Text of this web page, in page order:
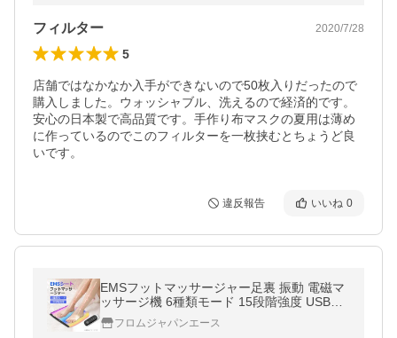
フィルター 2020/7/28
5
店舗ではなかなか入手ができないので50枚入りだったので
購入しました。ウォッシャブル、洗えるので経済的です。
安心の日本製で高品質です。手作り布マスクの夏用は薄め
に作っているのでこのフィルターを一枚挟むとちょうど良
いです。
違反報告 いいね 0
EMSフットマッサージャー足裏 振動 電磁マ
ッサージ機 6種類モード 15段階強度 USB充
電式 自動OFF機能 日本語説明書付き 1年保
証 フロムジャパンエース